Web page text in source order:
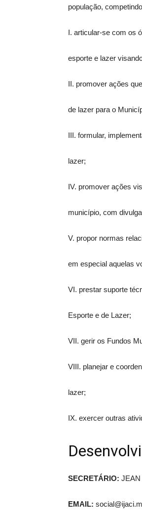
população,
I. articular-se com os
esporte e lazer
II. promover ações
de lazer para o
III. formular,
lazer;
IV. promover ações
município, com
V. propor normas
em especial aquelas
VI. prestar suporte
Esporte e de Lazer;
VII. gerir os Fundos
VIII. planejar e
lazer;
IX. exercer outras
SECRETÁRIO: JEAN
EMAIL: